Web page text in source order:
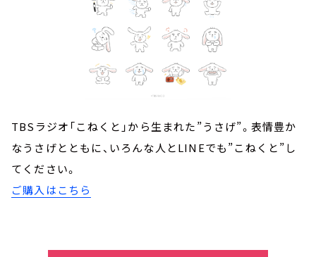
TBSラジオ「こねくと」から生まれた”うさげ”。表情豊か
なうさげとともに、いろんな人とLINEでも”こねくと”し
てください。
ご購入はこちら